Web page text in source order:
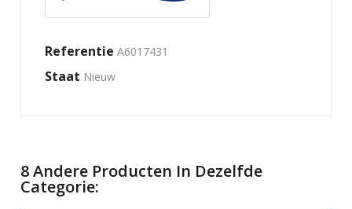
Referentie A6017431
Staat Nieuw
8 Andere Producten In Dezelfde
Categorie: